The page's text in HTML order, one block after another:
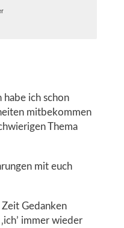
ich schon
mitbekommen
Thema
mit euch
Gedanken
immer wieder